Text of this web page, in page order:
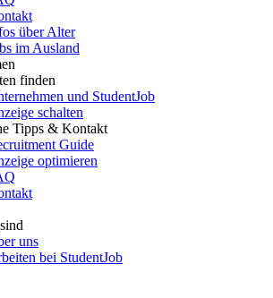
über Alter
im Ausland
finden
und StudentJob
schalten
Tipps & Kontakt
Guide
optimieren
uns
bei StudentJob